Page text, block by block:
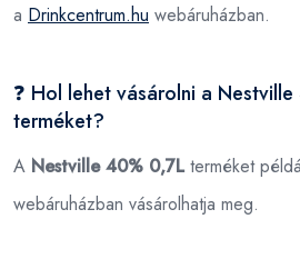
a Drinkcentrum.hu webáruházban.
❓ Hol lehet vásárolni a
terméket?
A Nestville 40% 0,7Lterméket
webáruházban vásárolhatja meg.